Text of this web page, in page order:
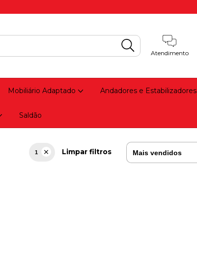
Atendimento
Mobiliário Adaptado Andadores e Estabilizadores
Saldão
1 Limpar filtros